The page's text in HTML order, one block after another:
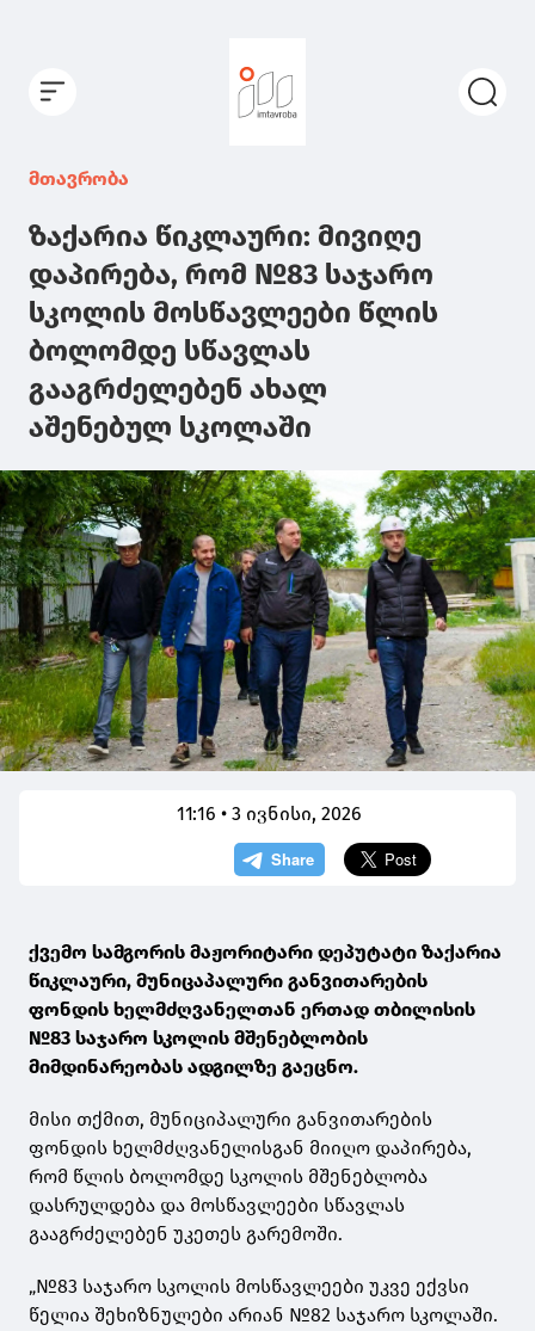
მთავრობა
ზაქარია წიკლაური: მივიღე
დაპირება, რომ №83 საჯარო
სკოლის მოსწავლეები წლის
ბოლომდე სწავლას
გააგრძელებენ ახალ
აშენებულ სკოლაში
11:16 • 3 ივნისი, 2026
ქვემო სამგორის მაჟორიტარი დეპუტატი ზაქარია
წიკლაური, მუნიცაპალური განვითარების
ფონდის ხელმძღვანელთან ერთად თბილისის
№83 საჯარო სკოლის მშენებლობის
მიმდინარეობას ადგილზე გაეცნო.
მისი თქმით, მუნიციპალური განვითარების
ფონდის ხელმძღვანელისგან მიიღო დაპირება,
რომ წლის ბოლომდე სკოლის მშენებლობა
დასრულდება და მოსწავლეები სწავლას
გააგრძელებენ უკეთეს გარემოში.
„№83 საჯარო სკოლის მოსწავლეები უკვე ექვსი
წელია შეხიზნულები არიან №82 საჯარო სკოლაში.